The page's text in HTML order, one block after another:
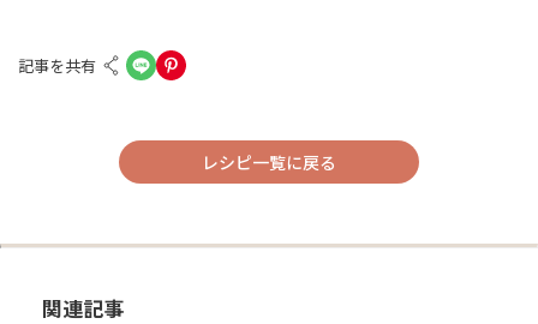
記事を共有
レシピ一覧に戻る
関連記事